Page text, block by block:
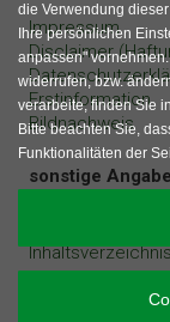
Impressum
Disclaimer
Erstinformation
Bildnachweis
sonstige
Gastartikel und
die Verwendung
Ihre persönlichen
anpassen"
widerrufen, bzw.
verarbeite, finden Sie
Bitte beachten Sie,
Funktionalitäten der